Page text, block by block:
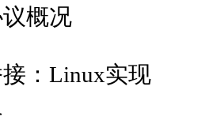
概况
：Linux实现